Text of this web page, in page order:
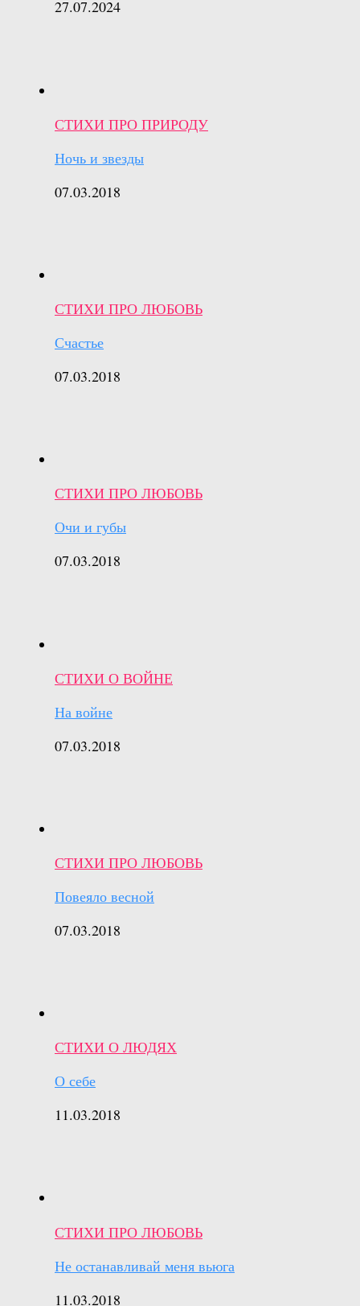
27.07.2024
СТИХИ ПРО ПРИРОДУ
Ночь и звезды
07.03.2018
СТИХИ ПРО ЛЮБОВЬ
Счастье
07.03.2018
СТИХИ ПРО ЛЮБОВЬ
Очи и губы
07.03.2018
СТИХИ О ВОЙНЕ
На войне
07.03.2018
СТИХИ ПРО ЛЮБОВЬ
Повеяло весной
07.03.2018
СТИХИ О ЛЮДЯХ
О себе
11.03.2018
СТИХИ ПРО ЛЮБОВЬ
Не останавливай меня вьюга
11.03.2018